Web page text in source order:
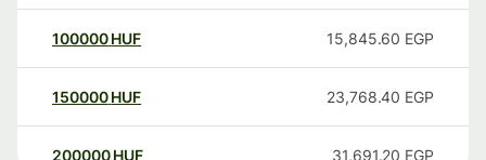
100000 HUF 15,845.60 EGP
150000 HUF 23,768.40 EGP
200000 HUF 31,691.20 EGP